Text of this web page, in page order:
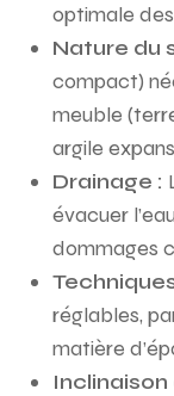
optimale
Nature du
compact)
meuble
argile
Drainage :
évacuer
dommages
réglables,
matière
Inclinaison